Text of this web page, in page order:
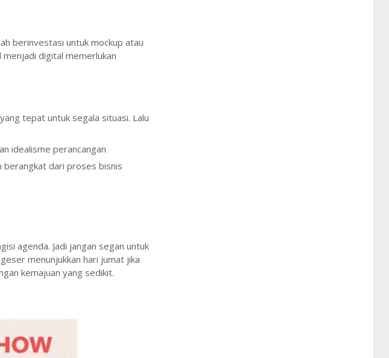
berinvestasi untuk mockup atau
digital memerlukan
tepat untuk segala situasi. Lalu
idealisme perancangan
berangkat dari proses bisnis
agenda. Jadi jangan segan untuk
menunjukkan hari jumat jika
kemajuan yang sedikit.